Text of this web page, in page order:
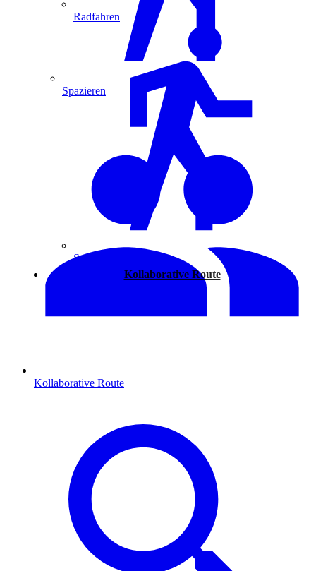
Radfahren
Spazieren
Kollaborative Route
Spazieren
Kollaborative Route